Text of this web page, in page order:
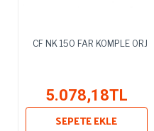
CF NK 150 FAR KOMPLE ORJ
5.078,18TL
SEPETE EKLE